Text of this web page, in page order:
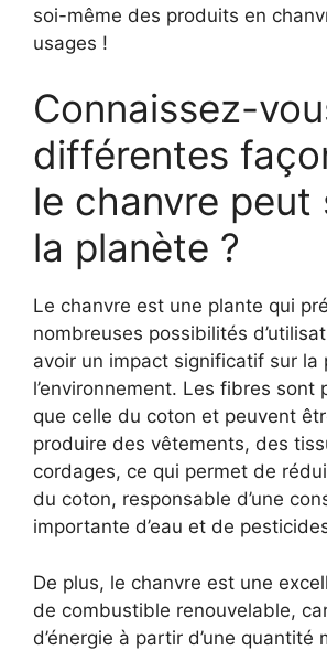
soi-même des produits en
usages !
Connaissez-
différentes
le chanvre peut
la planète ?
Le chanvre est une plante qui
nombreuses possibilités
avoir un impact significatif sur la
l’environnement. Les fibres sont
que celle du coton et peuvent
produire des vêtements, des
cordages, ce qui permet de
du coton, responsable d’une
importante d’eau et de
De plus, le chanvre est une
de combustible renouvelable,
d’énergie à partir d’une quantité